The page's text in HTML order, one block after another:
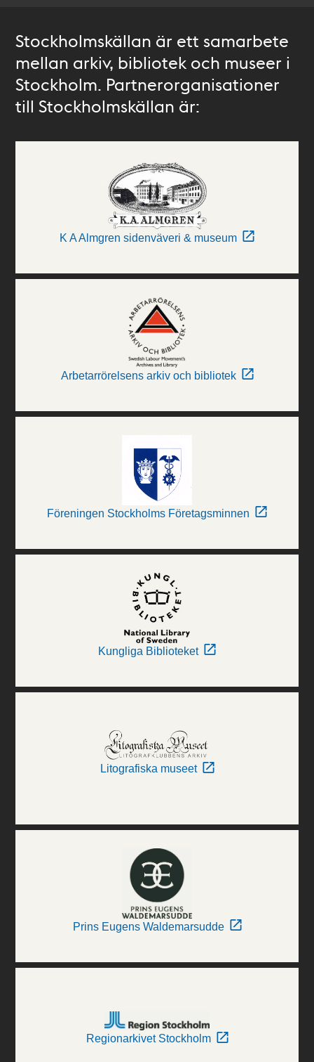
Stockholmskällan är ett samarbete
mellan arkiv, bibliotek och museer i
Stockholm. Partnerorganisationer
till Stockholmskällan är:
K A Almgren sidenväveri & museum
Arbetarrörelsens arkiv och bibliotek
Föreningen Stockholms Företagsminnen
Kungliga Biblioteket
Litografiska museet
Prins Eugens Waldemarsudde
Regionarkivet Stockholm